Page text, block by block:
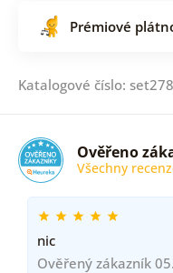
Prémiové
Katalogové číslo:
Ověřeno
Všechny
nic
Ověřený zákazník